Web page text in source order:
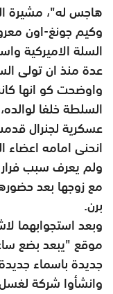
هاجس له"، مشيرة
وكيم جونغ-اون
السلة الاميركية
عدة منذ ان تولى
السلطة خلفا
عسكرية لجنرال
انحنى امامه اعضاء
ولم يعرف سبب
مع زوجها بعد
برن.
وبعد استجوابهما
موقع "يبعد بضع
جديدة باسماء
وانشأوا شركة